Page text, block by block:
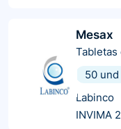
Mesax
50 und
Labinco
INVIMA